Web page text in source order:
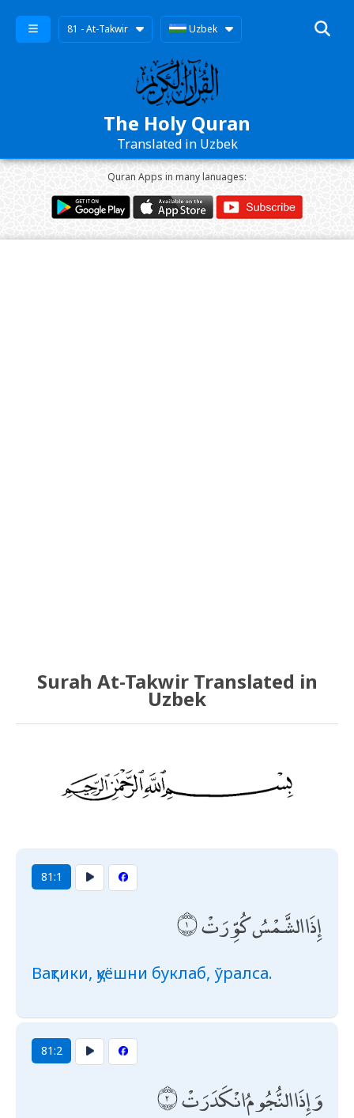
81 - At-Takwir Uzbek
The Holy Quran
Translated in Uzbek
Quran Apps in many lanuages:
Surah At-Takwir Translated in
Uzbek
81:1
إِذَا الشَّمْسُ كُوِّرَتْ
Вақтики, қуёшни буклаб, ўралса.
81:2
وَإِذَا النُّجُومُ انْكَدَرَتْ